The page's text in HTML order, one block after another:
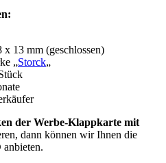
x 13 mm (geschlossen)
„Storck„
der Werbe-Klappkarte mit
dann können wir Ihnen die